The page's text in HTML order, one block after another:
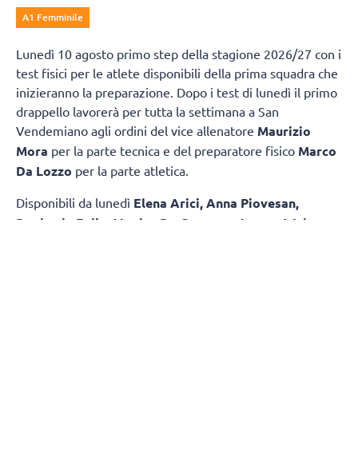
A1 Femminile
Lunedì 10 agosto primo step della stagione 2026/27 con i
test fisici per le atlete disponibili della prima squadra che
inizieranno la preparazione. Dopo i test di lunedì il primo
drappello lavorerà per tutta la settimana a San
Vendemiano agli ordini del vice allenatore Maurizio
Mora per la parte tecnica e del preparatore fisico Marco
Da Lozzo per la parte atletica.
Disponibili da lunedì Elena Arici, Anna Piovesan,
Raphaela Folie, Monica De Gennaro, Joanna Wolosz